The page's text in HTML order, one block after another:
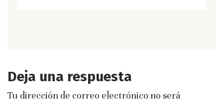
Deja una respuesta
Tu dirección de correo electrónico no será